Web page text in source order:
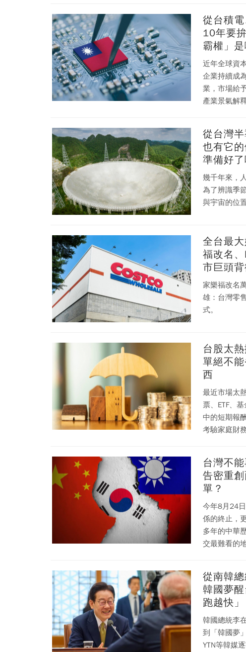
然而在真實
力。形象不
如此，國家
從台積
10年要
霸權」
近年全球資
企業持續成
業，市場給予的估值卻相
產業景氣解
從台灣
也有它
準備好了
幾千年來，人類
為了辨識季
與宇宙的位置
全台最
福改名
市巨頭
家樂福改名
雄：台灣零
式。
台股太
單絕不
西
最近市場太
票、ETF、基金。 說穿了，這其實是在用家庭的安全
中的短期報
考驗家庭財
台灣不
告密重
單？
今年8月24
係的終止，更
多年的中華
交最難看的
強權遞交的投名狀。 國人必須記得這件
能失憶；外
韓戰爆發時
從南韓
韓國夢
跑越快」
韓國總統李
到「韓國夢
YTN等韓媒